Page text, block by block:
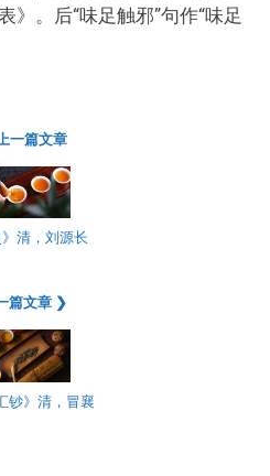
》。后“味足触邪”句作“味足
一篇文章
》清，刘源长
篇文章 ❯
钞》清，冒襄